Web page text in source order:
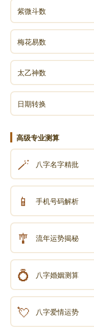
紫微斗数
梅花易数
太乙神数
日期转换
高级专业测算
🪄 八字名字精批
📱 手机号码解析
🎐 流年运势揭秘
💍 八字婚姻测算
💘 八字爱情运势